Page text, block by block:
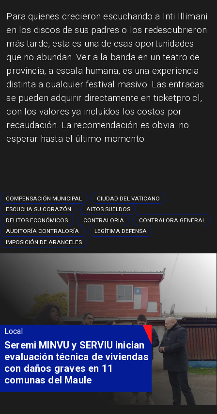
Para quienes crecieron escuchando a Inti Illimani
en los discos de sus padres o los redescubrieron
más tarde, esta es una de esas oportunidades
que no abundan. Ver a la banda en un teatro de
provincia, a escala humana, es una experiencia
distinta a cualquier festival masivo. Las entradas
se pueden adquirir directamente en ticketpro.cl,
con los valores ya incluidos los costos por
recaudación. La recomendación es obvia: no
esperar hasta el último momento.
COMPENSACIÓN MUNICIPAL
CIUDAD DEL VATICANO
ESCUCHA SU CORAZÓN
ALTOS SUELDOS
DELITOS ECONÓMICOS
CONTRALORIA
CONTRALORA GENERAL
AUDITORÍA CONTRALORÍA
LEGÍTIMA DEFENSA
IMPOSICIÓN DE ARANCELES
Local
Fondo Orasmi entrega apoyo a
familia de Romeral para
costear alimentación
especializada de niño con
Síndrome de Intestino Corto